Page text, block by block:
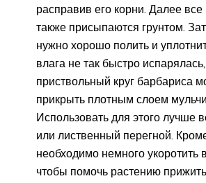
расправив его корни. Далее все
также присыпаются грунтом.
нужно хорошо полить и
влага не так быстро испарялась,
приствольный круг барбариса
прикрыть плотным слоем
Использовать для этого лучше
или лиственный перегной.
необходимо немного укоротить
чтобы помочь растению